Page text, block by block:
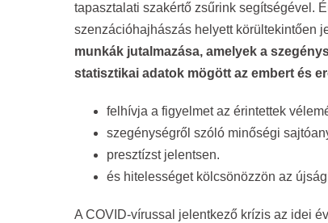
tapasztalati szakértő zsűrink segítségével.
szenzációhajhászás helyett körültekintően
munkák jutalmazása, amelyek a
statisztikai adatok mögött az embert és
felhívja a figyelmet az érintettek
szegénységről szóló minőségi
presztízst jelentsen.
és hitelességet kölcsönözzön az
A COVID-vírussal jelentkező krízis az idei